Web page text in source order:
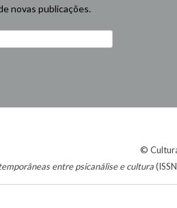
novas publicações.
©
entre psicanálise e cultura